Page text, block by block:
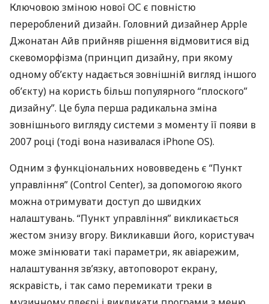
Ключовою зміною нової ОС є повністю
перероблений дизайн. Головний дизайнер Apple
Джонатан Айв прийняв рішення відмовитися від
скевоморфізма (принцип дизайну, при якому
одному об’єкту надається зовнішній вигляд іншого
об’єкту) на користь більш популярного “плоского”
дизайну”. Це була перша радикальна зміна
зовнішнього вигляду системи з моменту її появи в
2007 році (тоді вона називалася iPhone OS).
Одним з функціональних нововведень є “Пункт
управління” (Control Center), за допомогою якого
можна отримувати доступ до швидких
налаштувань. “Пункт управління” викликається
жестом знизу вгору. Викликавши його, користувач
може змінювати такі параметри, як авіарежим,
налаштування зв’язку, автоповорот екрану,
яскравість, і так само перемикати треки в